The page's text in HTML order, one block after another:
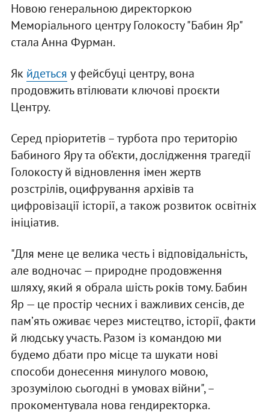
Новою генеральною директоркою
Меморіального центру Голокосту "Бабин Яр"
стала Анна Фурман.
Як йдеться у фейсбуці центру, вона
продовжить втілювати ключові проєкти
Центру.
Серед пріоритетів – турбота про територію
Бабиного Яру та об’єкти, дослідження трагедії
Голокосту й відновлення імен жертв
розстрілів, оцифрування архівів та
цифровізації історії, а також розвиток освітніх
ініціатив.
"Для мене це велика честь і відповідальність,
але водночас — природне продовження
шляху, який я обрала шість років тому. Бабин
Яр — це простір чесних і важливих сенсів, де
памʼять оживає через мистецтво, історії, факти
й людську участь. Разом із командою ми
будемо дбати про місце та шукати нові
способи донесення минулого мовою,
зрозумілою сьогодні в умовах війни", –
прокоментувала нова гендиректорка.